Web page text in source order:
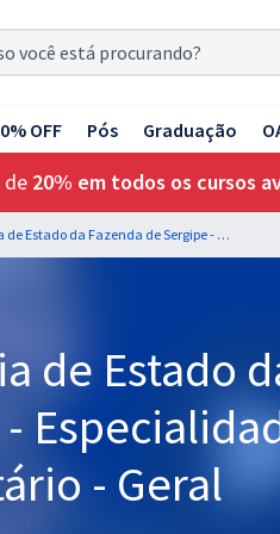
OFF Pós Graduação
de 20% em todos os cursos
SEFAZ SE - Secretaria de Estado da Fazenda de Sergipe - Especialidade 1: Auditor Fiscal Tributário - Geral
de Estado
- Geral